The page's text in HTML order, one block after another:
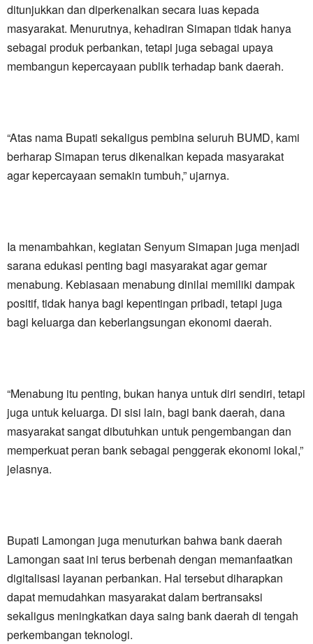
ditunjukkan dan diperkenalkan secara luas kepada
masyarakat. Menurutnya, kehadiran Simapan tidak hanya
sebagai produk perbankan, tetapi juga sebagai upaya
membangun kepercayaan publik terhadap bank daerah.
“Atas nama Bupati sekaligus pembina seluruh BUMD, kami
berharap Simapan terus dikenalkan kepada masyarakat
agar kepercayaan semakin tumbuh,” ujarnya.
Ia menambahkan, kegiatan Senyum Simapan juga menjadi
sarana edukasi penting bagi masyarakat agar gemar
menabung. Kebiasaan menabung dinilai memiliki dampak
positif, tidak hanya bagi kepentingan pribadi, tetapi juga
bagi keluarga dan keberlangsungan ekonomi daerah.
“Menabung itu penting, bukan hanya untuk diri sendiri, tetapi
juga untuk keluarga. Di sisi lain, bagi bank daerah, dana
masyarakat sangat dibutuhkan untuk pengembangan dan
memperkuat peran bank sebagai penggerak ekonomi lokal,”
jelasnya.
Bupati Lamongan juga menuturkan bahwa bank daerah
Lamongan saat ini terus berbenah dengan memanfaatkan
digitalisasi layanan perbankan. Hal tersebut diharapkan
dapat memudahkan masyarakat dalam bertransaksi
sekaligus meningkatkan daya saing bank daerah di tengah
perkembangan teknologi.